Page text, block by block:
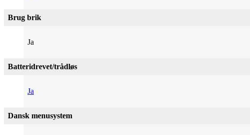
Brug brik
Ja
Batteridrevet/trådløs
Ja
Dansk menusystem